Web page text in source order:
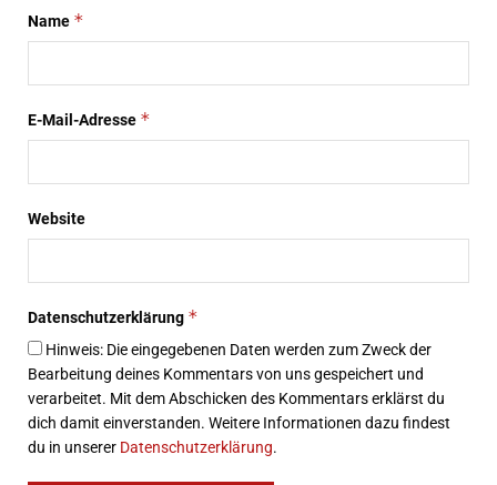
Name *
E-Mail-Adresse *
Website
Datenschutzerklärung *
Hinweis: Die eingegebenen Daten werden zum Zweck der
Bearbeitung deines Kommentars von uns gespeichert und
verarbeitet. Mit dem Abschicken des Kommentars erklärst du
dich damit einverstanden. Weitere Informationen dazu findest
du in unserer Datenschutzerklärung.